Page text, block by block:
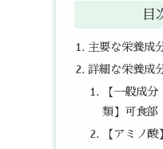
目
主要な栄養成
詳細な栄養成
【一般成
類】可食部
【アミノ